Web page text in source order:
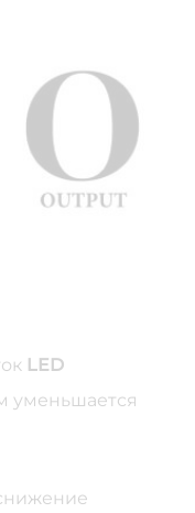
LED
уменьшается